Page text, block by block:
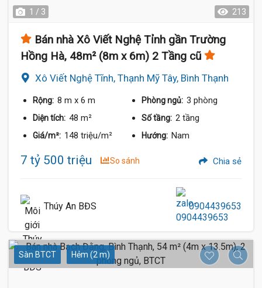
1 / 3 213
Bán nhà Xô Viết Nghệ Tỉnh gần Trường
Hồng Hà, 48m² (8m x 6m) 2 Tầng cũ
Xô Viết Nghệ Tĩnh, Thạnh Mỹ Tây, Bình Thạnh
Rộng: 8 m x 6 m Phòng ngủ: 3 phòng
Diện tích: 48 m² Số tầng: 2 tầng
Giá/m²: 148 triệu/m² Hướng: Nam
7 tỷ 500 triệu So sánh Chia sẻ
Thúy An BĐS 0904439653
Sàn BTCT Hẻm (2 m)